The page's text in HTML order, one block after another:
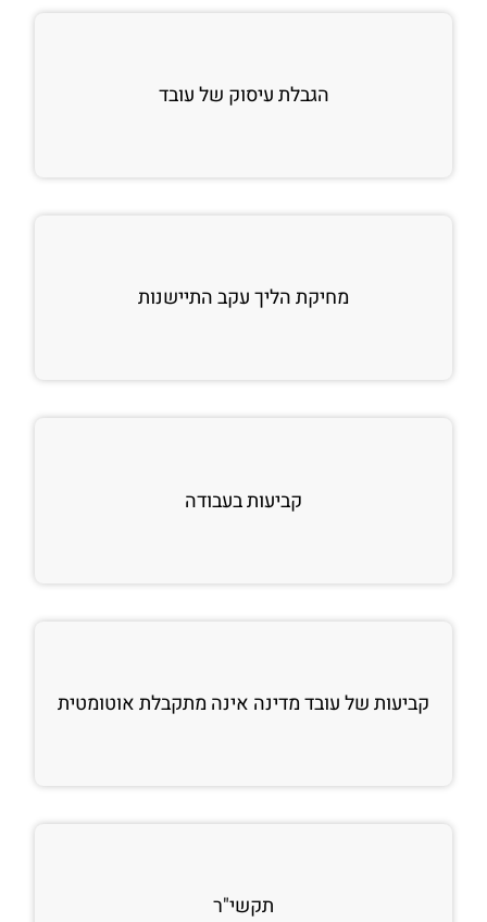
הגבלת עיסוק של עובד
מחיקת הליך עקב התיישנות
קביעות בעבודה
קביעות של עובד מדינה אינה מתקבלת אוטומטית
תקשי"ר